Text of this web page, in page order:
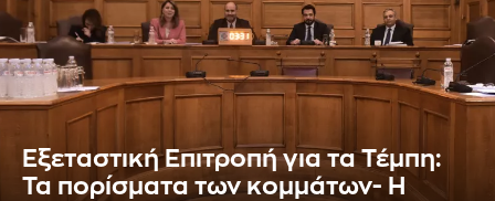
Εξεταστική Επιτροπή για τα Τέμπη:
Τα πορίσματα των κομμάτων- Η